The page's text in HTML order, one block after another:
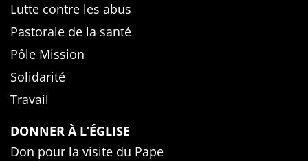
Lutte contre les abus
Pastorale de la santé
Pôle Mission
Solidarité
Travail
DONNER À L’ÉGLISE
Don pour la visite du Pape